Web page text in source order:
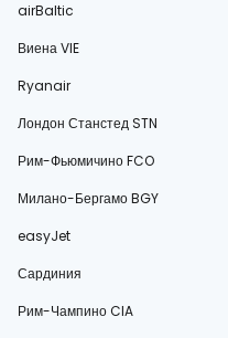
airBaltic
Виена VIE
Ryanair
Лондон Станстед STN
Рим-Фьюмичино FCO
Милано-Бергамо BGY
easyJet
Сардиния
Рим-Чампино CIA